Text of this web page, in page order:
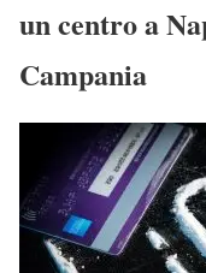
un centro a
Campania